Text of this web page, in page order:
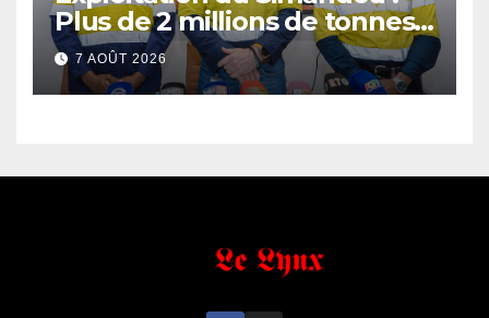
Plus de 2 millions de tonnes
de fer exportées
7 AOÛT 2026